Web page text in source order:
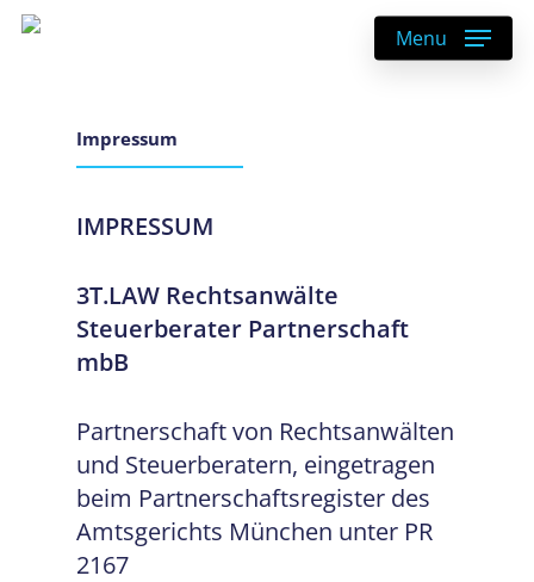
Skip
Menu
Impressum
IMPRESSUM
3T.LAW Rechtsanwälte
Steuerberater Partnerschaft
mbB
Partnerschaft von Rechtsanwälten
und Steuerberatern, eingetragen
beim Partnerschaftsregister des
Amtsgerichts München unter PR
2167